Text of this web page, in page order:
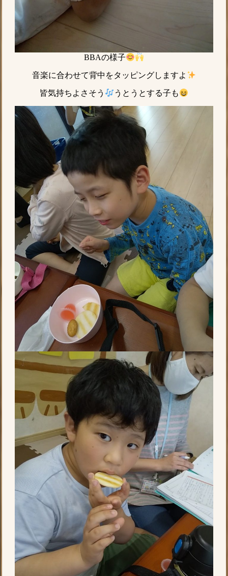
BBAの様子
音楽に合わせて背中をタッピングしますよ
皆気持ちよさそう うとうとする子も